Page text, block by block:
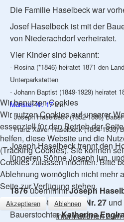
Die Familie Haselbeck war
Josef Haselbeck ist mit der
von Niederachdorf verheiratet.
Vier Kinder sind bekannt:
- Rosina (*1846) heiratet 1871 den
Unterparkstetten
- Johann Baptist (1849-1929) heiratet
Münster Nr. 17ein.
- Joseph Haselbeck (1852-1896)
- Franz Xaver Haselbeck (1854-1933)
Joseph Haselbeck trennt den
jüngeren Söhne Joseph jun.
1876übernimmtJoseph
des „Haupthofes“Hs.Nr. 27
BauerstochterKatharina
Wir benutzen Cookies
Wir nutzen Cookies auf unserer
essenziell für den Betrieb der
helfen, diese Website und die
(Tracking Cookies). Sie können
Cookies zulassen möchten. Bitte
Ablehnung womöglich nicht mehr
Seite zur Verfügung stehen.
Akzeptieren Ablehnen
Informationen